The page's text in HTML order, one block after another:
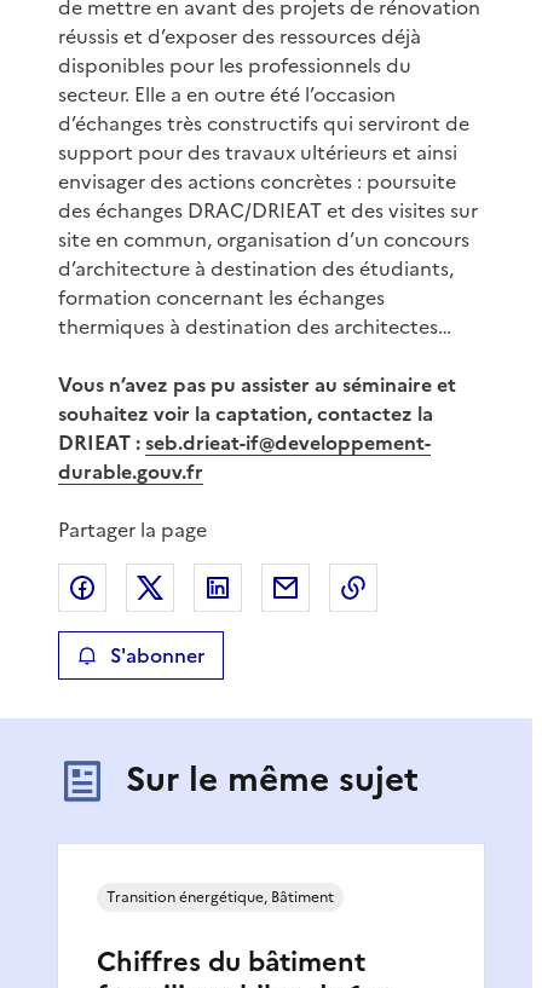
de mettre en avant des projets de rénovation
réussis et d’exposer des ressources déjà
disponibles pour les professionnels du
secteur. Elle a en outre été l’occasion
d’échanges très constructifs qui serviront de
support pour des travaux ultérieurs et ainsi
envisager des actions concrètes : poursuite
des échanges DRAC/DRIEAT et des visites sur
site en commun, organisation d’un concours
d’architecture à destination des étudiants,
formation concernant les échanges
thermiques à destination des architectes…
Vous n’avez pas pu assister au séminaire et
souhaitez voir la captation, contactez la
DRIEAT :seb.drieat-if@developpement-
durable.gouv.fr
Partager la page
Partager sur Facebook
Partager sur XPartager sur LinkedIn
Partager par email
S'abonner
Sur le même sujet
Chiffres du bâtiment
Transition énergétique, Bâtiment